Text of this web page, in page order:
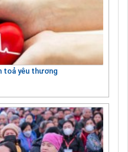
toả yêu thương